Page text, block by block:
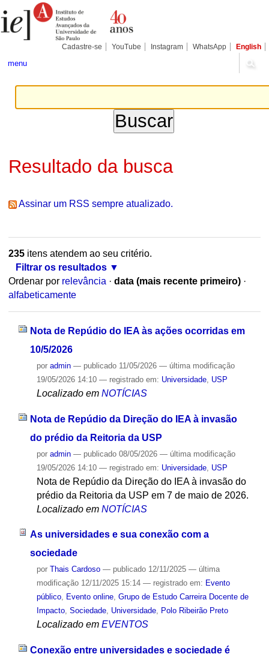
para
conteúdo.
Pessoais
Cadastre-se YouTube Instagram WhatsApp English
menu
Resultado da busca
Assinar um RSS sempre atualizado.
235itens atendem ao seu critério.
Filtrar os resultados
Ordenar por relevância · data (mais recente primeiro) ·
alfabeticamente
Nota de Repúdio do IEA às ações ocorridas em
10/5/2026
por admin — publicado11/05/2026 — última modificação
19/05/2026 14:10 — registrado em: Universidade, USP
Localizado em NOTÍCIAS
Nota de Repúdio da Direção do IEA à invasão
do prédio da Reitoria da USP
por admin — publicado08/05/2026 — última modificação
19/05/2026 14:10 — registrado em: Universidade, USP
Nota de Repúdio da Direção do IEA à invasão do
prédio da Reitoria da USP em 7 de maio de 2026.
Localizado em NOTÍCIAS
As universidades e sua conexão com a
sociedade
por Thais Cardoso — publicado12/11/2025 — última
modificação12/11/2025 15:14 — registrado em: Evento
público, Evento online, Grupo de Estudo Carreira Docente de
Impacto, Sociedade, Universidade, Polo Ribeirão Preto
Localizado em EVENTOS
Conexão entre universidades e sociedade é